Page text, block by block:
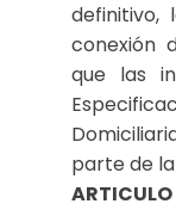
definitivo,
conexión
que las
parte de